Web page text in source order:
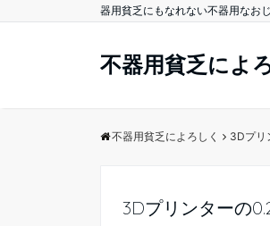
器用貧乏にもなれない不器用なお
不器用貧乏によ
不器用貧乏によろしく 3Dプリ
3Dプリンターの